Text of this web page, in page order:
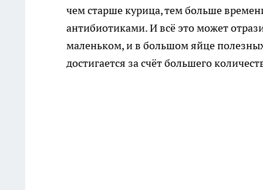
чем старше курица, тем больше
антибиотиками. И всё это может
маленьком, и в большом яйце
достигается за счёт большего